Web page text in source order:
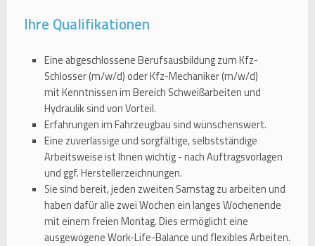
Ihre Qualifikationen
Eine abgeschlossene Berufsausbildung zum Kfz-
Schlosser (m/w/d) oder Kfz-Mechaniker (m/w/d)
mit Kenntnissen im Bereich Schweißarbeiten und
Hydraulik sind von Vorteil.
Erfahrungen im Fahrzeugbau sind wünschenswert.
Eine zuverlässige und sorgfältige, selbstständige
Arbeitsweise ist Ihnen wichtig - nach Auftragsvorlagen
und ggf. Herstellerzeichnungen.
Sie sind bereit, jeden zweiten Samstag zu arbeiten und
haben dafür alle zwei Wochen ein langes Wochenende
mit einem freien Montag. Dies ermöglicht eine
ausgewogene Work-Life-Balance und flexibles Arbeiten.